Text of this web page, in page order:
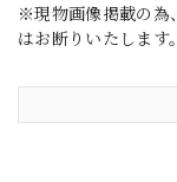
※現物画像掲載の為
はお断りいたします。